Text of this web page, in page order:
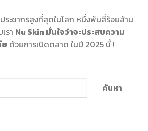
ระชากรสูงที่สุดในโลก หนึ่งพันสี่ร้อยล้าน
รา Nu Skin มั่นใจว่าจะประสบความ
ด้วยการเปิดตลาด ในปี 2025 นี้ !
ค้นหา